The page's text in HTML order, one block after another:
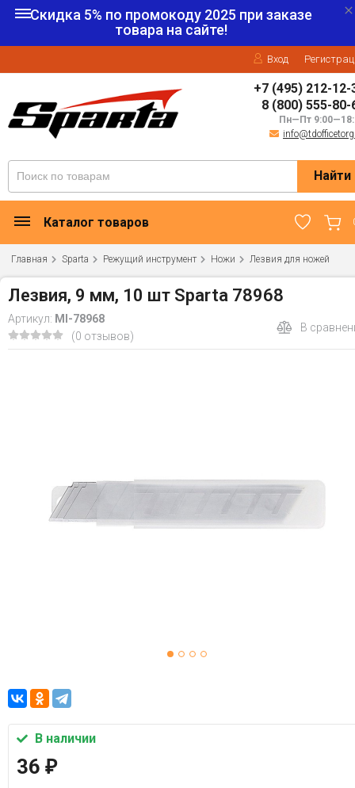
Скидка 5% по промокоду 2025 при заказе
товара на сайте!
Вход
+7 (495) 212-12-
8 (800) 555-80-
Пн—Пт
Найти
Каталог товаров
Главная Sparta Режущий инструмент Ножи Лезвия для ножей
Лезвия, 9 мм, 10 шт Sparta 78968
Артикул: MI-78968
(0 отзывов)
В
В наличии
36 ₽